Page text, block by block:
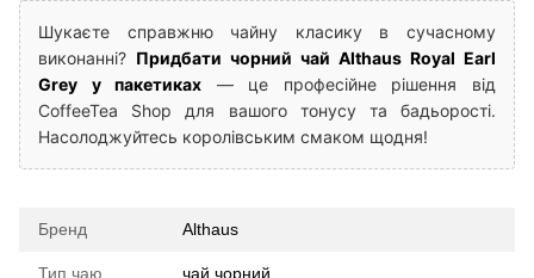
Шукаєте справжню чайну класику в сучасному
виконанні? Придбати чорний чай Althaus Royal Earl
Grey у пакетиках — це професійне рішення від
CoffeeTea Shop для вашого тонусу та бадьорості.
Насолоджуйтесь королівським смаком щодня!
Бренд Althaus
Тип чаю чай чорний